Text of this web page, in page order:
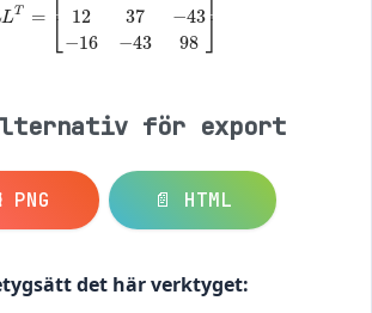
[412− 1612 −43 16−43
för export
📄 HTML
det här verktyget: